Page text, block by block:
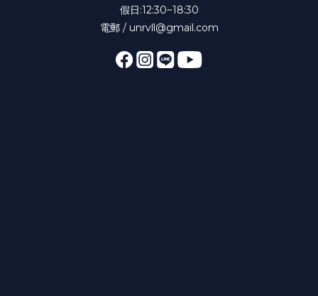
假日:12:30~18:30
電郵 / unrvll@gmail.com